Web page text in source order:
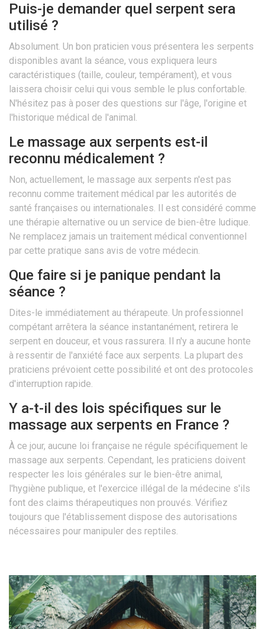
Puis-je demander quel serpent sera
utilisé ?
Absolument. Un bon praticien vous présentera les serpents
disponibles avant la séance, vous expliquera leurs
caractéristiques (taille, couleur, tempérament), et vous
laissera choisir celui qui vous semble le plus confortable.
N'hésitez pas à poser des questions sur l'âge, l'origine et
l'historique médical de l'animal.
Le massage aux serpents est-il
reconnu médicalement ?
Non, actuellement, le massage aux serpents n'est pas
reconnu comme traitement médical par les autorités de
santé françaises ou internationales. Il est considéré comme
une thérapie alternative ou un service de bien-être ludique.
Ne remplacez jamais un traitement médical conventionnel
par cette pratique sans avis de votre médecin.
Que faire si je panique pendant la
séance ?
Dites-le immédiatement au thérapeute. Un professionnel
compétant arrêtera la séance instantanément, retirera le
serpent en douceur, et vous rassurera. Il n'y a aucune honte
à ressentir de l'anxiété face aux serpents. La plupart des
praticiens prévoient cette possibilité et ont des protocoles
d'interruption rapide.
Y a-t-il des lois spécifiques sur le
massage aux serpents en France ?
À ce jour, aucune loi française ne régule spécifiquement le
massage aux serpents. Cependant, les praticiens doivent
respecter les lois générales sur le bien-être animal,
l'hygiène publique, et l'exercice illégal de la médecine s'ils
font des claims thérapeutiques non prouvés. Vérifiez
toujours que l'établissement dispose des autorisations
nécessaires pour manipuler des reptiles.